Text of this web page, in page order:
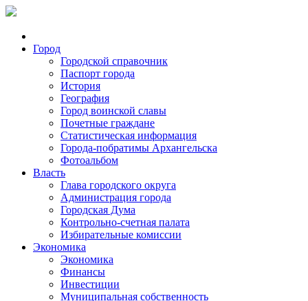
Город
Городской справочник
Паспорт города
История
География
Город воинской славы
Почетные граждане
Статистическая информация
Города-побратимы Архангельска
Фотоальбом
Власть
Глава городского округа
Администрация города
Городская Дума
Контрольно-счетная палата
Избирательные комиссии
Экономика
Экономика
Финансы
Инвестиции
Муниципальная собственность